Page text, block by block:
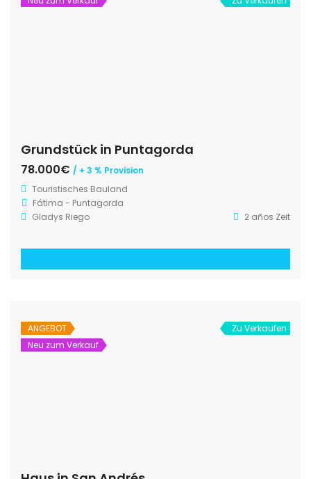
Grundstück in Puntagorda
78.000€ / + 3 % Provision
Touristisches Bauland
Fátima - Puntagorda
Gladys Riego
2 años Zeit
ANGEBOT
Neu zum Verkauf
Zu Verkaufen